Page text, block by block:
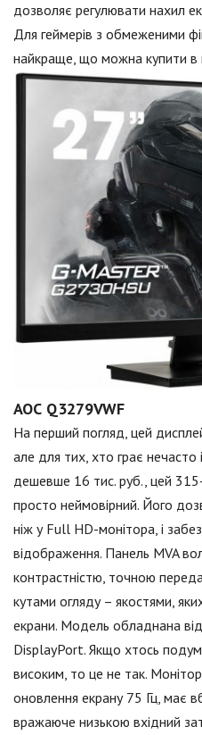
дозволяє регулювати нахил
Для геймерів з обмеженими
найкраще, що можна купити в
АОС Q3279VWF
На перший погляд, цей
але для тих, хто грає
дешевше 16 тис. руб., цей
просто неймовірний. Його
ніж у Full HD-монітора, і
відображення. Панель MVA
контрастністю, точною
кутами огляду – якостями,
екрани. Модель обладнана
DisplayPort. Якщо хтось
високим, то це не так.
оновлення екрану 75 Гц, має
вражаюче низькою вхідний